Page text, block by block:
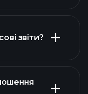
звіти?